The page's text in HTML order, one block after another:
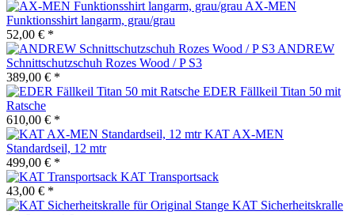
AX-MEN
Funktionsshirt langarm, grau/grau
52,00 € *
ANDREW
Schnittschutzschuh Rozes Wood / P S3
389,00 € *
EDER Fällkeil Titan 50 mit
Ratsche
610,00 € *
KAT AX-MEN
Standardseil, 12 mtr
499,00 € *
KAT Transportsack
43,00 € *
KAT Sicherheitskralle